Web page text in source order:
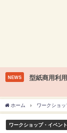
NEWS
型紙商用利
ホーム ワークショ
ワークショップ・イベン